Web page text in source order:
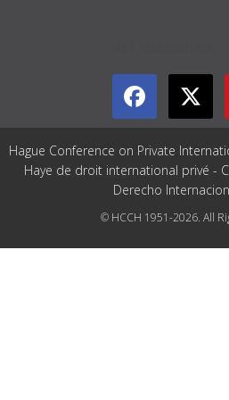
Hague Conference on Private
Haye de droit international privé -
Derecho
© HCCH 1951-2026. All